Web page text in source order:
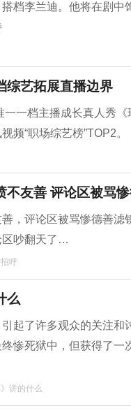
档李兰迪。他将在剧中
综艺拓展直播边界
一档主播成长真人秀
频“职场综艺榜”TOP2。
友善 评论区被骂惨
，评论区被骂惨德善
区吵翻天了…
呼
么
起了许多观众的关注
惨死狱中，但获得了
讲的什么